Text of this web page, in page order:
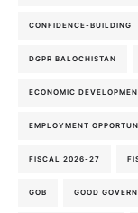
CONFIDENCE-BUILDING
DGPR BALOCHISTAN
ECONOMIC
EMPLOYMENT
FISCAL 2026-27
GOB GOOD